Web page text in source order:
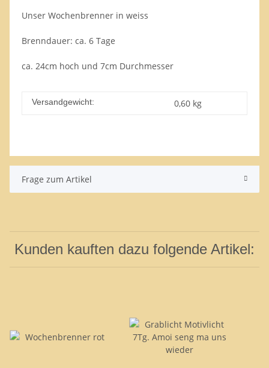
Unser Wochenbrenner in weiss
Brenndauer: ca. 6 Tage
ca. 24cm hoch und 7cm Durchmesser
Versandgewicht: 0,60 kg
Frage zum Artikel
Kunden kauften dazu folgende Artikel: